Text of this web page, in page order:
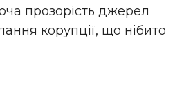
прозорість джерел
корупції, що нібито